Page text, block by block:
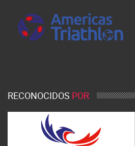
RECONOCIDOS POR